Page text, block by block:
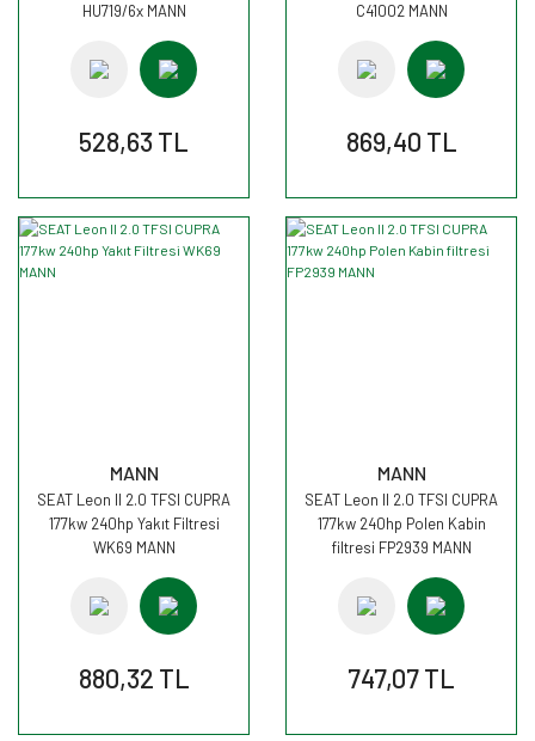
HU719/6x MANN
528,63 TL
C41002 MANN
869,40 TL
MANN
SEAT Leon II 2.0 TFSI CUPRA
177kw 240hp Yakıt Filtresi
WK69 MANN
880,32 TL
MANN
SEAT Leon II 2.0 TFSI CUPRA
177kw 240hp Polen Kabin
filtresi FP2939 MANN
747,07 TL